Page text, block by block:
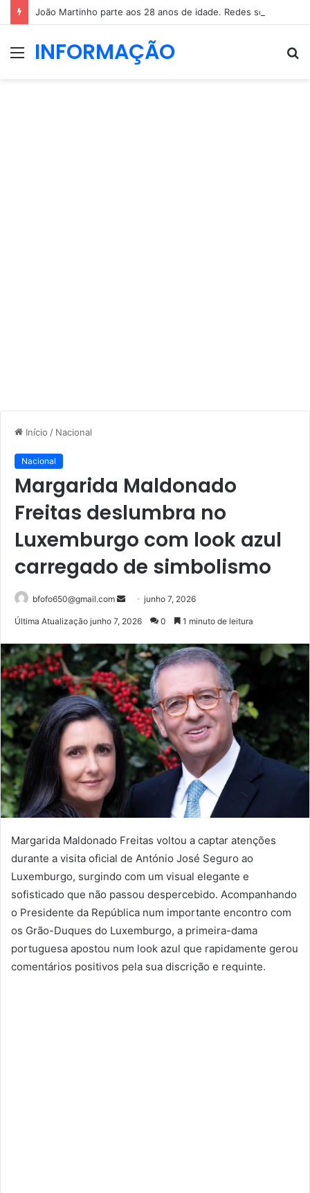
MenuINFORMAÇÃO
Início / Nacional
Nacional
Margarida Maldonado
Freitas deslumbra no
Luxemburgo com look azul
carregado de simbolismo
bfofo650@gmail.com
Mande
mail
junho 7, 2026
Última Atualização junho 7, 2026 0 1 minuto de leitura
Margarida Maldonado Freitas voltou a captar atenções
durante a visita oficial de António José Seguro ao
Luxemburgo, surgindo com um visual elegante e
sofisticado que não passou despercebido. Acompanhando
o Presidente da República num importante encontro com
os Grão-Duques do Luxemburgo, a primeira-dama
portuguesa apostou num look azul que rapidamente gerou
comentários positivos pela sua discrição e requinte.